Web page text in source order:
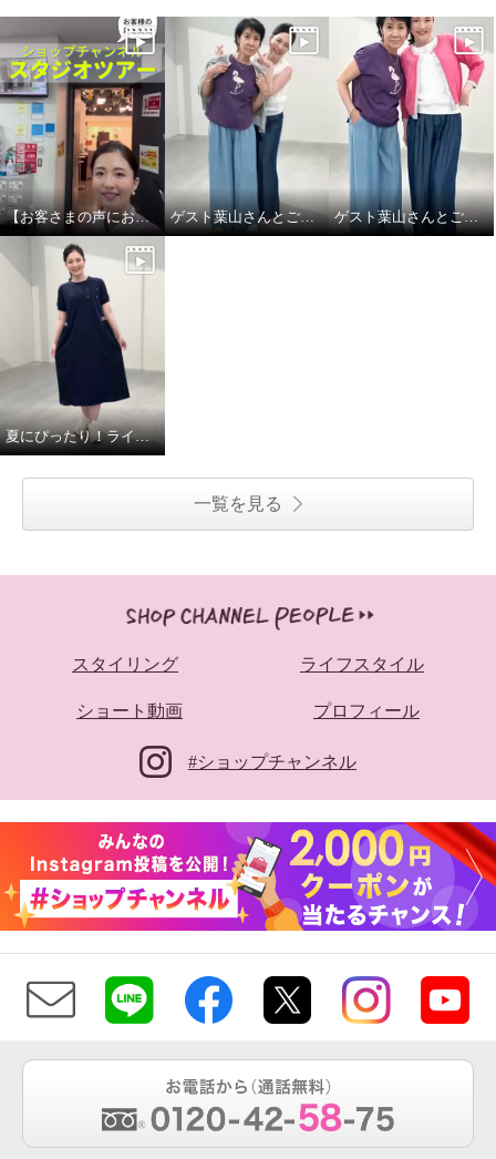
【お客さまの声にお応え】ショップチャンネル スタジオツアーby大月キャスト ゲスト葉山さんとご一緒しました! Part.2 ゲスト葉山さんとご一緒しました！
夏にぴったり！ラインアクセントワンピース！
一覧を見る
スタイリング ライフスタイル
ショート動画 プロフィール
#ショップチャンネル